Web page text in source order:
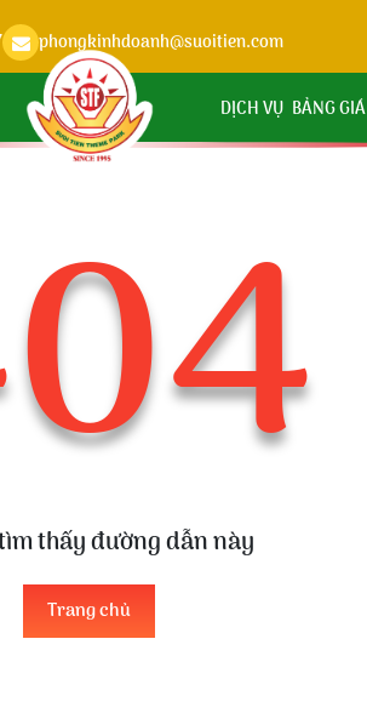
phongkinhdoanh@suoitien.com
DỊCH VỤ BẢNG GIÁ
thấy đường dẫn này
Trang chủ